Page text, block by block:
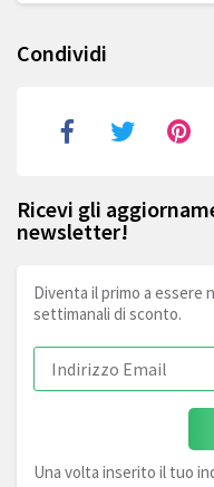
Condividi
Ricevi gli
newsletter!
Diventa il primo a
settimanali di sconto.
Una volta inserito il tuo